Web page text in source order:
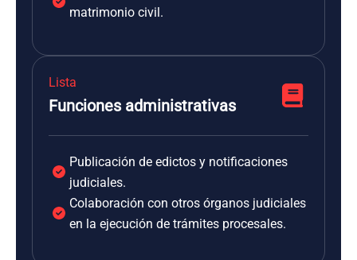
matrimonio civil.
Lista
Funciones administrativas
Publicación de edictos y notificaciones
judiciales.
Colaboración con otros órganos judiciales
en la ejecución de trámites procesales.